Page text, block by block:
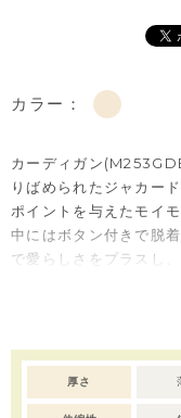
カラー：
カーディガン
りばめられたジャカー
ポイントを与えたモイ
中にはボタン付きで脱
で愛らしさをプラスし
なアイテムとコーディ
厚さ